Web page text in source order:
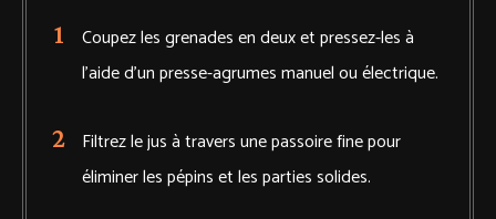
Coupez les grenades en deux et pressez-les à
l'aide d'un presse-agrumes manuel ou électrique.
Filtrez le jus à travers une passoire fine pour
éliminer les pépins et les parties solides.